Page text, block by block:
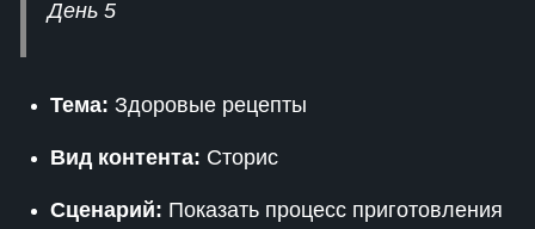
День 5
Тема: Здоровые рецепты
Вид контента: Сторис
Сценарий: Показать процесс приготовления